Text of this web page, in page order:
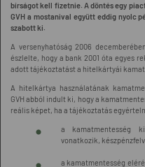
bírságot kell fizetnie. A döntés egy
GVH a mostanival együtt eddig nyolc
szabott ki.
A versenyhatóság 2006
észlelte, hogy a bank 2001 óta egyes
adott tájékoztatást a hitelkártyái
A hitelkártya használatának
GVH abból indult ki, hogy a
reális képet, ha a tájékoztatás
a kamatmentesség
vonatkozik,
a kamatmentesség